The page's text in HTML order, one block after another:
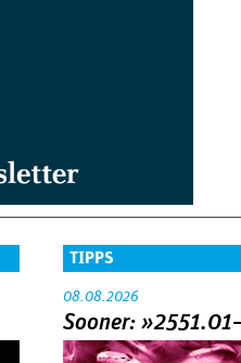
TIPPS
08.08.2026
Sooner: